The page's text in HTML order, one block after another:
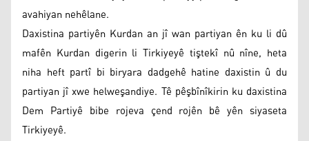
avahiyan nehêlane.
Daxistina partiyên Kurdan an jî wan partiyan ên ku li dû
mafên Kurdan digerin li Tirkiyeyê tiştekî nû nîne, heta
niha heft partî bi biryara dadgehê hatine daxistin û du
partiyan jî xwe helweşandiye. Tê pêşbînîkirin ku daxistina
Dem Partiyê bibe rojeva çend rojên bê yên siyaseta
Tirkiyeyê.